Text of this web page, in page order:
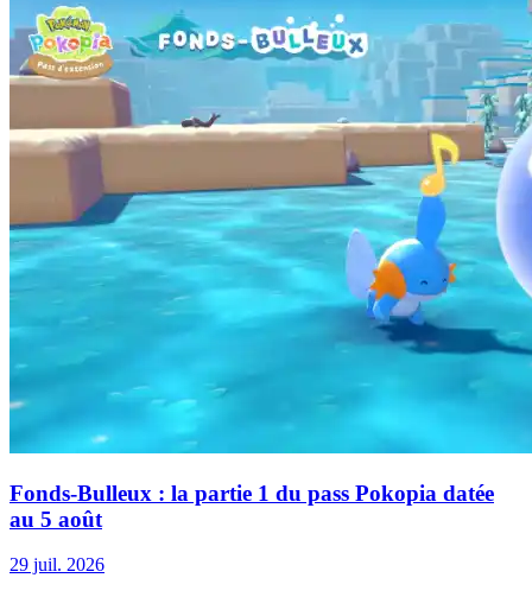
Fonds-Bulleux : la partie 1 du pass Pokopia datée
au 5 août
29 juil. 2026